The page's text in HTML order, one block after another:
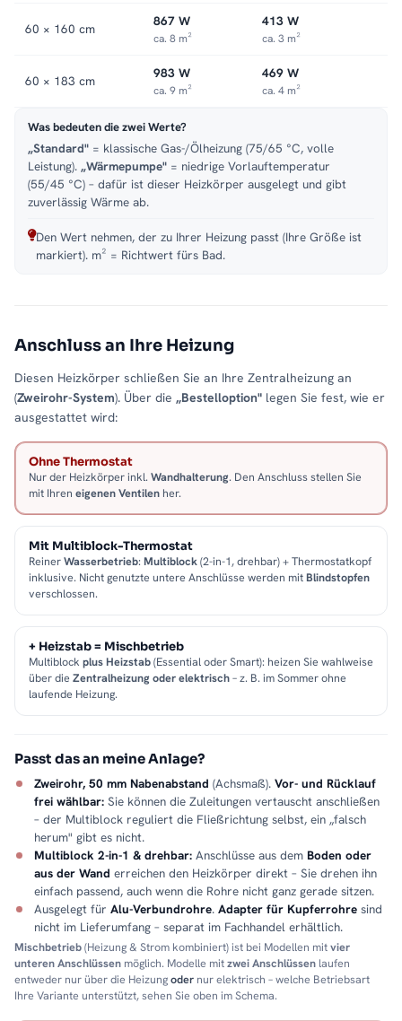
60 × 160 cm 867 W
ca. 8 m²
413 W
ca. 3 m²
60 × 183 cm 983 W
ca. 9 m²
469 W
ca. 4 m²
Was bedeuten die zwei Werte?
„Standard" = klassische Gas-/Ölheizung (75/65 °C, volle
Leistung). „Wärmepumpe" = niedrige Vorlauftemperatur
(55/45 °C) – dafür ist dieser Heizkörper ausgelegt und gibt
zuverlässig Wärme ab.
Den Wert nehmen, der zu Ihrer Heizung passt (Ihre Größe ist
markiert). m² = Richtwert fürs Bad.
Anschluss an Ihre Heizung
Diesen Heizkörper schließen Sie an Ihre Zentralheizung an
(Zweirohr-System). Über die „Bestelloption" legen Sie fest, wie er
ausgestattet wird:
Ohne Thermostat
Nur der Heizkörper inkl. Wandhalterung. Den Anschluss stellen Sie
mit Ihren eigenen Ventilen her.
Mit Multiblock-Thermostat
ReinerWasserbetrieb: Multiblock(2-in-1, drehbar) + Thermostatkopf
inklusive. Nicht genutzte untere Anschlüsse werden mitBlindstopfen
verschlossen.
+ Heizstab = Mischbetrieb
Multiblock plus Heizstab(Essential oder Smart): heizen Sie wahlweise
über die Zentralheizung oder elektrisch– z. B. im Sommer ohne
laufende Heizung.
Passt das an meine Anlage?
Zweirohr, 50 mm Nabenabstand (Achsmaß). Vor- und Rücklauf
frei wählbar: Sie können die Zuleitungen vertauscht anschließen
– der Multiblock reguliert die Fließrichtung selbst, ein „falsch
herum" gibt es nicht.
Multiblock 2-in-1 & drehbar: Anschlüsse aus dem Boden oder
aus der Wand erreichen den Heizkörper direkt – Sie drehen ihn
einfach passend, auch wenn die Rohre nicht ganz gerade sitzen.
Ausgelegt für Alu-Verbundrohre. Adapter für Kupferrohre sind
nicht im Lieferumfang – separat im Fachhandel erhältlich.
Mischbetrieb(Heizung & Strom kombiniert) ist bei Modellen mitvier
unteren Anschlüssen möglich. Modelle mitzwei Anschlüssen laufen
entweder nur über die Heizungoder nur elektrisch – welche Betriebsart
Ihre Variante unterstützt, sehen Sie oben im Schema.